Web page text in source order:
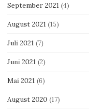
September 2021 (4)
August 2021 (15)
Juli 2021 (7)
Juni 2021 (2)
Mai 2021 (6)
August 2020 (17)